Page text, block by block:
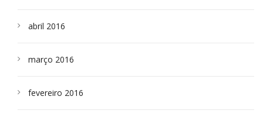
abril 2016
março 2016
fevereiro 2016